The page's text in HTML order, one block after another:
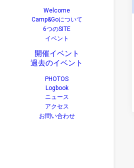
Welcome
Camp&Goについて
6つのSITE
イベント
開催イベント
過去のイベント
PHOTOS
Logbook
ニュース
アクセス
お問い合わせ